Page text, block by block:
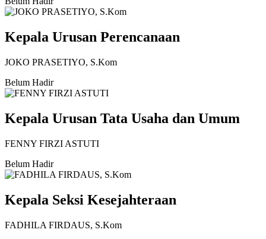
Kepala Urusan Perencanaan
JOKO PRASETIYO, S.Kom
Belum Hadir
Kepala Urusan Tata Usaha dan Umum
FENNY FIRZI ASTUTI
Belum Hadir
Kepala Seksi Kesejahteraan
FADHILA FIRDAUS, S.Kom